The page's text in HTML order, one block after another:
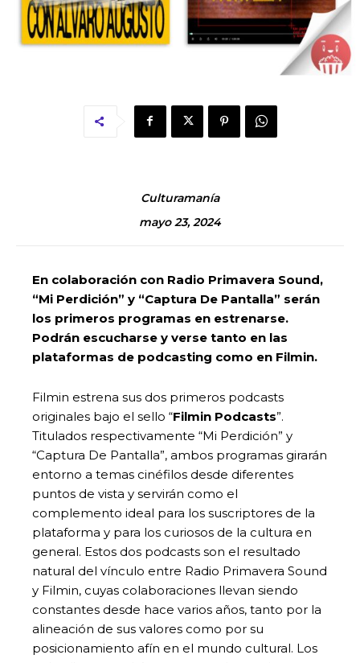
Culturamanía
mayo 23, 2024
En colaboración con Radio Primavera Sound,
“Mi Perdición” y “Captura De Pantalla” serán
los primeros programas en estrenarse.
Podrán escucharse y verse tanto en las
plataformas de podcasting como en Filmin.
Filmin estrena sus dos primeros podcasts
originales bajo el sello “Filmin Podcasts”.
Titulados respectivamente “Mi Perdición” y
“Captura De Pantalla”, ambos programas girarán
entorno a temas cinéfilos desde diferentes
puntos de vista y servirán como el
complemento ideal para los suscriptores de la
plataforma y para los curiosos de la cultura en
general. Estos dos podcasts son el resultado
natural del vínculo entre Radio Primavera Sound
y Filmin, cuyas colaboraciones llevan siendo
constantes desde hace varios años, tanto por la
alineación de sus valores como por su
posicionamiento afín en el mundo cultural. Los